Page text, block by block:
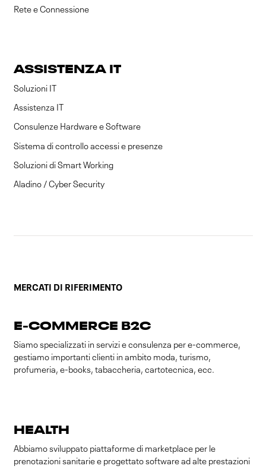
Rete e Connessione
ASSISTENZA IT
Soluzioni IT
Assistenza IT
Consulenze Hardware e Software
Sistema di controllo accessi e presenze
Soluzioni di Smart Working
Aladino / Cyber Security
MERCATI DI RIFERIMENTO
E-COMMERCE B2C
Siamo specializzati in servizi e consulenza per e-commerce,
gestiamo importanti clienti in ambito moda, turismo,
profumeria, e-books, tabaccheria, cartotecnica, ecc.
HEALTH
Abbiamo sviluppato piattaforme di marketplace per le
prenotazioni sanitarie e progettato software ad alte prestazioni